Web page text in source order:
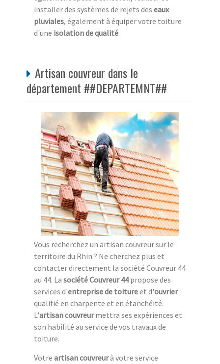
installer des systèmes de rejets des eaux
pluviales, également à équiper votre toiture
d'une isolation de qualité.
Artisan couvreur dans le
département ##DEPARTEMNT##
Vous recherchez un artisan couvreur sur le
territoire du Rhin ? Ne cherchez plus et
contacter directement la société Couvreur 44
au 44. La société Couvreur 44propose des
services d'entreprise de toitureet d'ouvrier
qualifié en charpente et en étanchéité.
L'artisan couvreurmettra ses expériences et
son habilité au service de vos travaux de
toiture.
Votre artisan couvreurà votre service